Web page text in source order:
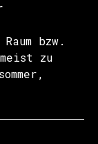
bzw.
zu